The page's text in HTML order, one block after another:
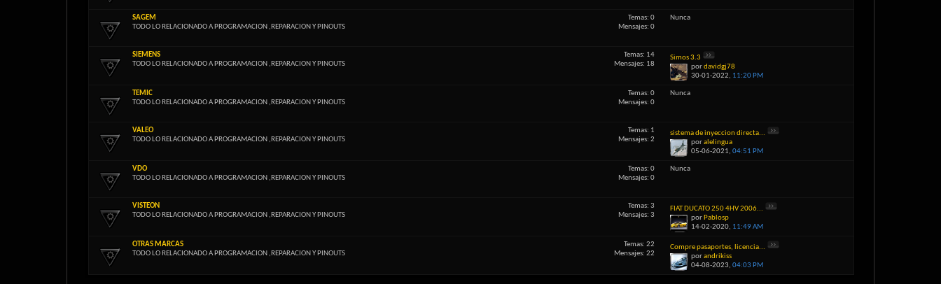
SAGEM
TODO LO RELACIONADO A PROGRAMACION ,REPARACION Y PINOUTS
Temas: 0
Mensajes: 0
Nunca
SIEMENS
TODO LO RELACIONADO A PROGRAMACION ,REPARACION Y PINOUTS
Temas: 14
Mensajes: 18
Simos 3.3
pordavidgj78
30-01-2022, 11:20 PM
TEMIC
TODO LO RELACIONADO A PROGRAMACION ,REPARACION Y PINOUTS
Temas: 0
Mensajes: 0
Nunca
VALEO
TODO LO RELACIONADO A PROGRAMACION ,REPARACION Y PINOUTS
Temas: 1
Mensajes: 2
sistema de inyeccion directa...
poralelingua
05-06-2021, 04:51 PM
VDO
TODO LO RELACIONADO A PROGRAMACION ,REPARACION Y PINOUTS
Temas: 0
Mensajes: 0
Nunca
VISTEON
TODO LO RELACIONADO A PROGRAMACION ,REPARACION Y PINOUTS
Temas: 3
Mensajes: 3
FIAT DUCATO 250 4HV 2006...
por Pablosp
14-02-2020, 11:49 AM
OTRAS MARCAS
TODO LO RELACIONADO A PROGRAMACION ,REPARACION Y PINOUTS
Temas: 22
Mensajes: 22
Compre pasaportes, licencia...
porandrikiss
04-08-2023, 04:03 PM